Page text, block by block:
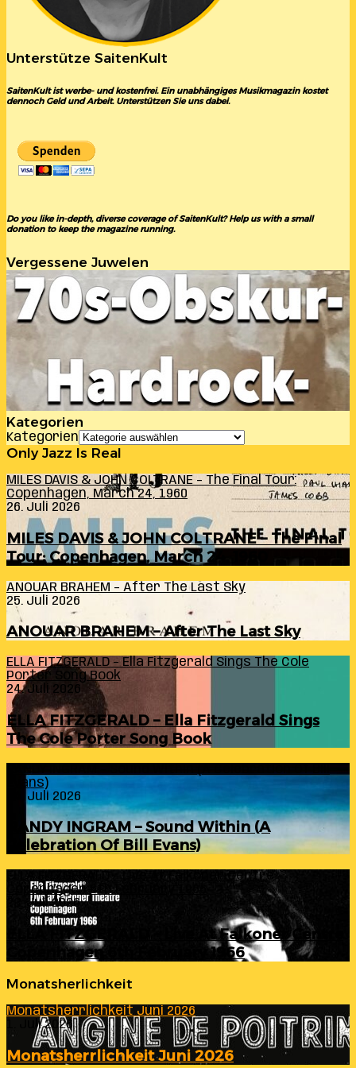
Unterstütze SaitenKult
SaitenKult ist werbe- und kostenfrei. Ein unabhängiges Musikmagazin kostet
dennoch Geld und Arbeit. Unterstützen Sie uns dabei.
Do you like in-depth, diverse coverage of SaitenKult? Help us with a small
donation to keep the magazine running.
Vergessene Juwelen
Kategorien
Kategorien
Only Jazz Is Real
MILES DAVIS & JOHN COLTRANE – The Final Tour:
Copenhagen, March 24, 1960
26. Juli 2026
MILES DAVIS & JOHN COLTRANE – The Final
Tour: Copenhagen, March 24, 1960
ANOUAR BRAHEM – After The Last Sky
25. Juli 2026
ANOUAR BRAHEM – After The Last Sky
ELLA FITZGERALD – Ella Fitzgerald Sings The Cole
Porter Song Book
24. Juli 2026
ELLA FITZGERALD – Ella Fitzgerald Sings
The Cole Porter Song Book
Evans)
24. Juli 2026
RANDY INGRAM – Sound Within (A
Celebration Of Bill Evans)
ELLA FITZGERALD – Live At Falkoner Centre
Copenhagen 6th February 1966
23. Juli 2026
ELLA FITZGERALD – Live At Falkoner Centre
Copenhagen 6th February 1966
Monatsherlichkeit
Monatsherrlichkeit Juni 2026
1. Juli 2026
Monatsherrlichkeit Juni 2026